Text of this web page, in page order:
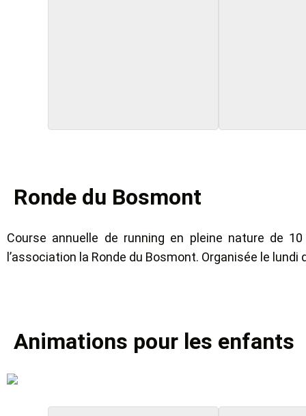
Ronde du Bosmont
Course annuelle de running en pleine nature de
l’association la Ronde du Bosmont. Organisée le lundi
Animations pour les enfants